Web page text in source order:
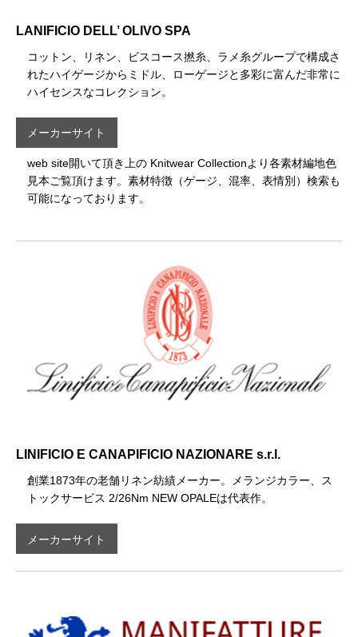
LANIFICIO DELL’ OLIVO SPA
コットン、リネン、ビスコース撚糸、ラメ糸グループで構成さ
れたハイゲージからミドル、ローゲージと多彩に富んだ非常に
ハイセンスなコレクション。
メーカーサイト
web site開いて頂き上の Knitwear Collectionより各素材編地色
見本ご覧頂けます。素材特徴（ゲージ、混率、表情別）検索も
可能になっております。
LINIFICIO E CANAPIFICIO NAZIONARE s.r.l.
創業1873年の老舗リネン紡績メーカー。メランジカラー、ス
トックサービス 2/26Nm NEW OPALEは代表作。
メーカーサイト